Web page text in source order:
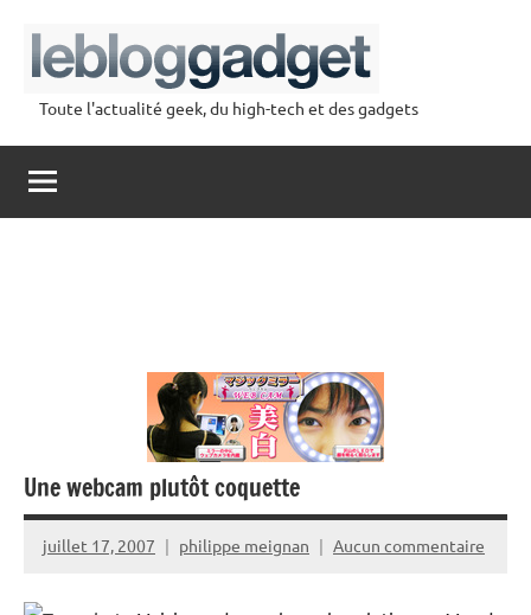
contenu
lebloggadget
Toute l'actualité geek, du high-tech et des gadgets
Une webcam plutôt coquette
juillet 17, 2007 philippe meignan Aucun commentaire